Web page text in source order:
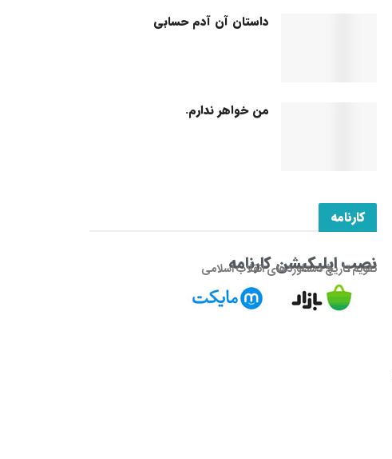
داستان آن آدم حسابی
من خواهر ندارم.
کارنامه
نصب اپلیکیشن کارنامه
تقویم تاریخ دستاوردهای انقلاب اسلامی